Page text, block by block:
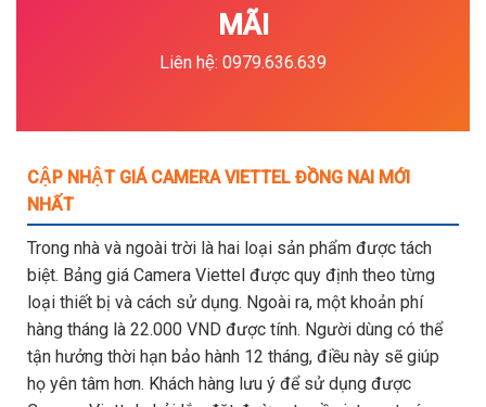
MÃI
Liên hệ: 0979.636.639
CẬP NHẬT GIÁ CAMERA VIETTEL ĐỒNG NAI MỚI
NHẤT
Trong nhà và ngoài trời là hai loại sản phẩm được tách
biệt. Bảng giá Camera Viettel được quy định theo từng
loại thiết bị và cách sử dụng. Ngoài ra, một khoản phí
hàng tháng là 22.000 VND được tính. Người dùng có thể
tận hưởng thời hạn bảo hành 12 tháng, điều này sẽ giúp
họ yên tâm hơn. Khách hàng lưu ý để sử dụng được